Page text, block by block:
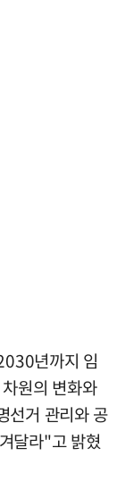
년까지 임
원의 변화와
선거 관리와 공
달라"고 밝혔